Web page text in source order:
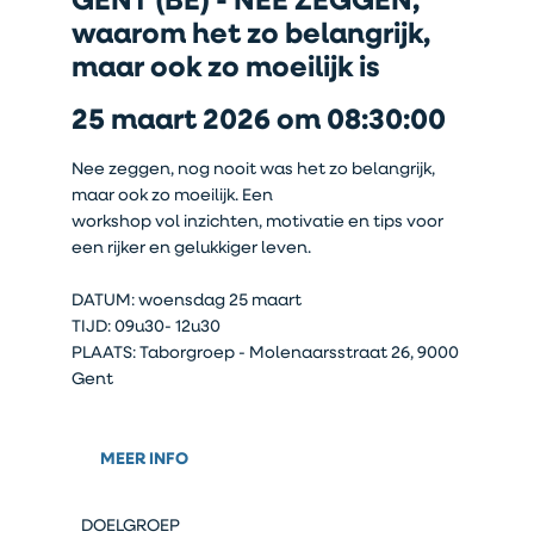
waarom het zo belangrijk,
maar ook zo moeilijk is
25 maart 2026 om 08:30:00
Nee zeggen, nog nooit was het zo belangrijk,
maar ook zo moeilijk. Een
workshop vol inzichten, motivatie en tips voor
een rijker en gelukkiger leven.
DATUM: woensdag 25 maart
TIJD: 09u30- 12u30
PLAATS: Taborgroep - Molenaarsstraat 26, 9000
Gent
MEER INFO
DOELGROEP